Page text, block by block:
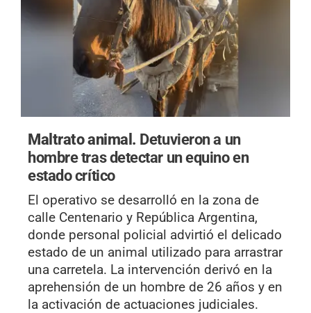
Maltrato animal. Detuvieron a un
hombre tras detectar un equino en
estado crítico
El operativo se desarrolló en la zona de
calle Centenario y República Argentina,
donde personal policial advirtió el delicado
estado de un animal utilizado para arrastrar
una carretela. La intervención derivó en la
aprehensión de un hombre de 26 años y en
la activación de actuaciones judiciales.